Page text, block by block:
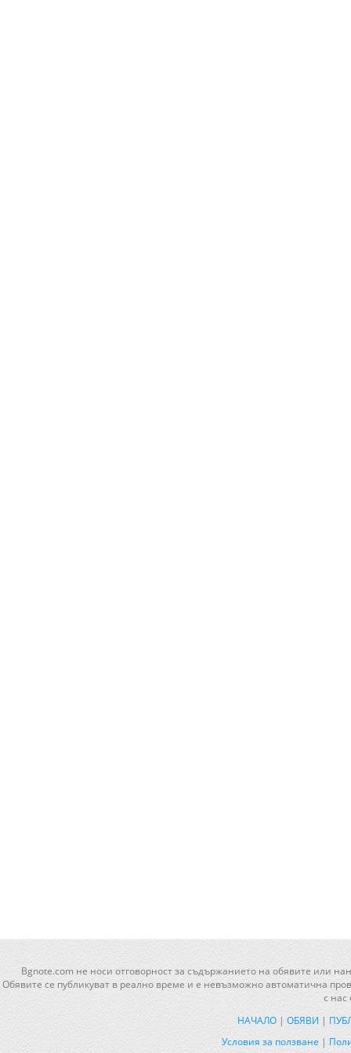
Bgnote.com не носи отговорност за съдържанието на обявите или
Обявите се публикуват в реално време и е невъзможно автоматична
с нас
НАЧАЛО | ОБЯВИ |
Условия за ползване |